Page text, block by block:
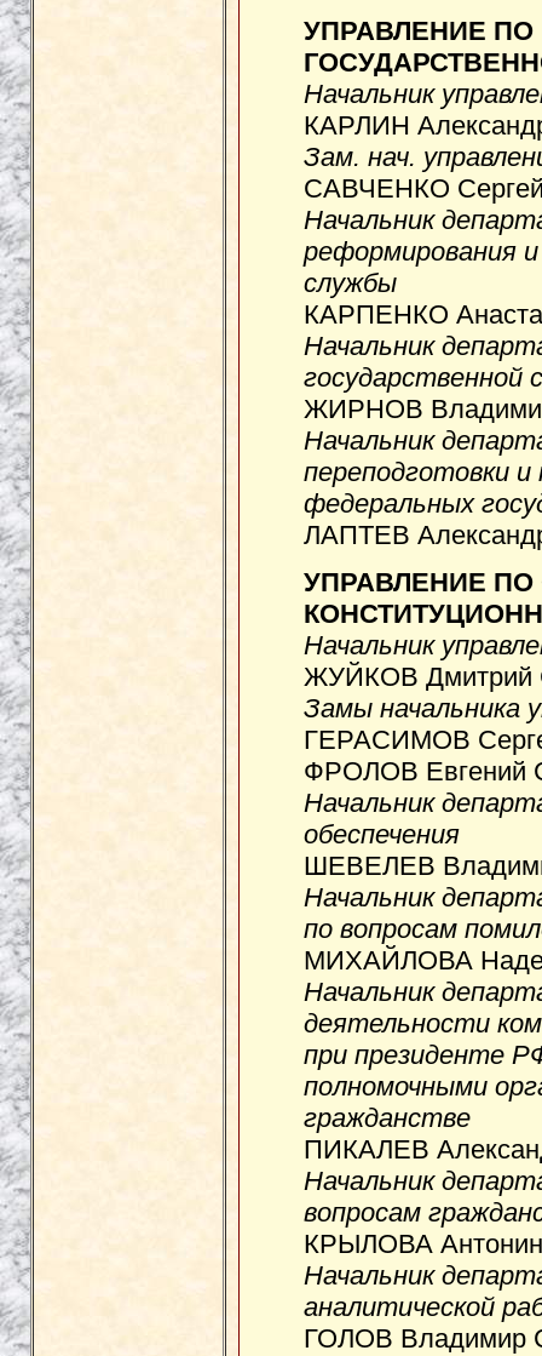
УПРАВЛЕНИЕ
Начальник
КАРЛИН
Зам. нач.
САВЧЕНКО Сергей
Начальник
реформирования
службы
КАРПЕНКО
Начальник
государственной
ЖИРНОВ
Начальник
переподготовки
федеральных
ЛАПТЕВ
УПРАВЛЕНИЕ
Начальник
ЖУЙКОВ Дмитрий
Замы начальника
ГЕРАСИМОВ
ФРОЛОВ Евгений
Начальник
обеспечения
ШЕВЕЛЕВ
Начальник
по вопросам
МИХАЙЛОВА
Начальник
деятельности
при президенте
полномочными
гражданстве
ПИКАЛЕВ
Начальник
вопросам
КРЫЛОВА
Начальник
аналитической
ГОЛОВ Владимир